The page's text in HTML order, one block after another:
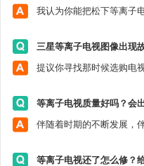
三星等离子电视图像出现
等离子电视质量好吗？会
等离子电视还了怎么修？